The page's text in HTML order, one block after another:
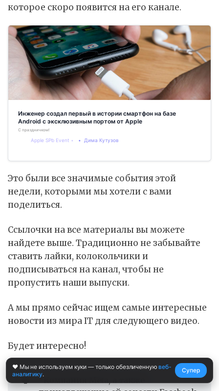
которое скоро появится на его канале.
Инженер создал первый в истории смартфон на базе
Android с эксклюзивным портом от Apple
С праздничком!
Apple SPb Event Дима Кутузов
Это были все значимые события этой
недели, которыми мы хотели с вами
поделиться.
Ссылочки на все материалы вы можете
найдете выше. Традиционно не забывайте
ставить лайки, колокольчики и
подписываться на канал, чтобы не
пропустить наши выпуски.
А мы прямо сейчас ищем самые интересные
новости из мира IТ для следующего видео.
Будет интересно!
🛑
*Компания Meta, а также
❤️ Мы не используем куки — только обезличеннуювеб-
аналитику.
Супер